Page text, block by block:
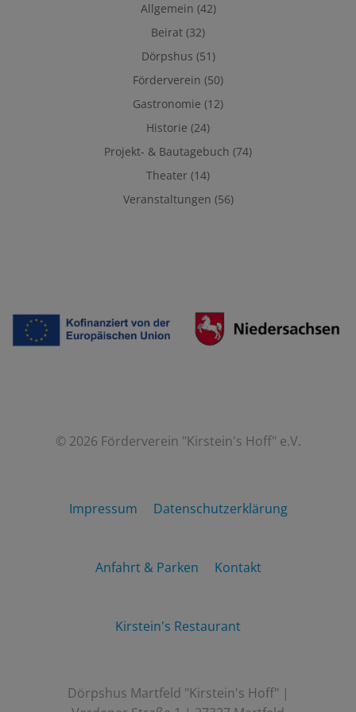
Allgemein (42)
Beirat (32)
Dörpshus (51)
Förderverein (50)
Gastronomie (12)
Historie (24)
Projekt- & Bautagebuch (74)
Theater (14)
Veranstaltungen (56)
© 2026 Förderverein "Kirstein's Hoff" e.V.
Impressum Datenschutzerklärung
Anfahrt & Parken Kontakt
Kirstein's Restaurant
Dörpshus Martfeld "Kirstein's Hoff" |